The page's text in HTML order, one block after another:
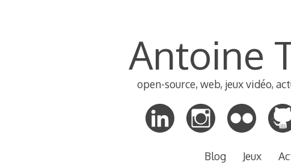
Antoine
open-source, web, jeux vidéo,
Blog Jeux